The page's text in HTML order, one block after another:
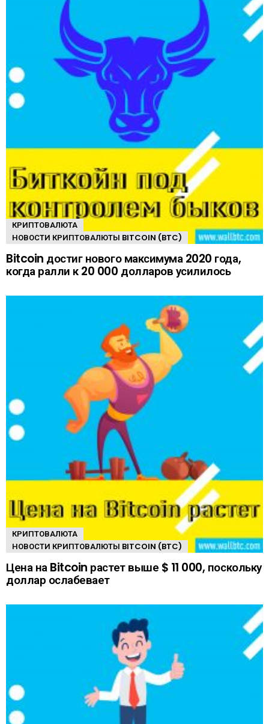
КРИПТОВАЛЮТА
НОВОСТИ КРИПТОВАЛЮТЫ BITCOIN (BTC)
Bitcoin достиг нового максимума 2020 года,
когда ралли к 20 000 долларов усилилось
КРИПТОВАЛЮТА
НОВОСТИ КРИПТОВАЛЮТЫ BITCOIN (BTC)
Цена на Bitcoin растет выше $ 11 000, поскольку
доллар ослабевает